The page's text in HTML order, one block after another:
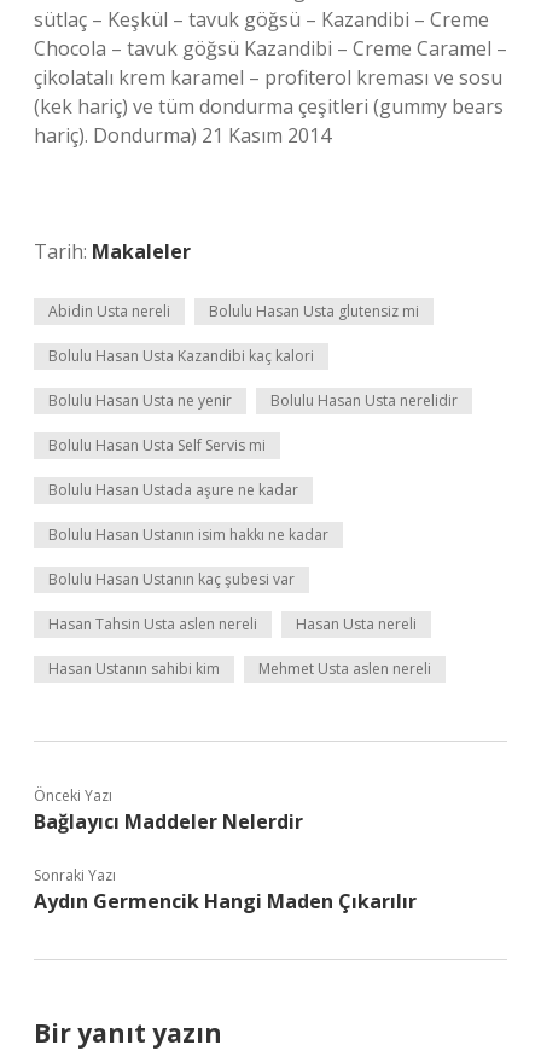
sütlaç – Keşkül – tavuk göğsü – Kazandibi – Creme
Chocola – tavuk göğsü Kazandibi – Creme Caramel –
çikolatalı krem ​​karamel – profiterol kreması ve sosu
(kek hariç) ve tüm dondurma çeşitleri (gummy bears
hariç). Dondurma) 21 Kasım 2014
Tarih: Makaleler
Abidin Usta nereli Bolulu Hasan Usta glutensiz mi
Bolulu Hasan Usta Kazandibi kaç kalori
Bolulu Hasan Usta ne yenir Bolulu Hasan Usta nerelidir
Bolulu Hasan Usta Self Servis mi
Bolulu Hasan Ustada aşure ne kadar
Bolulu Hasan Ustanın isim hakkı ne kadar
Bolulu Hasan Ustanın kaç şubesi var
Hasan Tahsin Usta aslen nereli Hasan Usta nereli
Hasan Ustanın sahibi kim Mehmet Usta aslen nereli
Önceki Yazı
Bağlayıcı Maddeler Nelerdir
Sonraki Yazı
Aydın Germencik Hangi Maden Çıkarılır
Bir yanıt yazın